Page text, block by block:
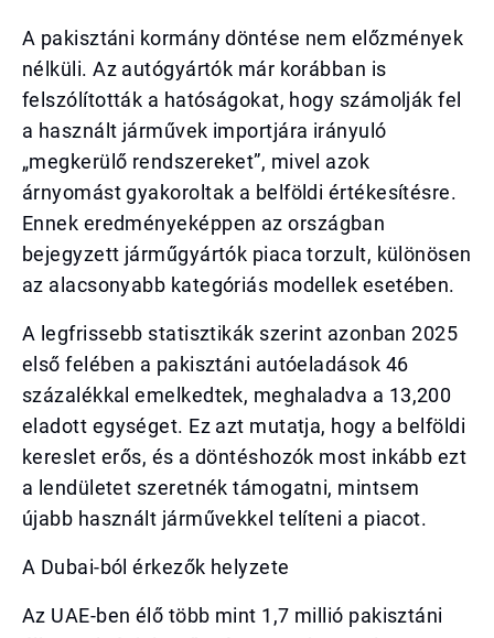
A pakisztáni kormány döntése nem előzmények
nélküli. Az autógyártók már korábban is
felszólították a hatóságokat, hogy számolják fel
a használt járművek importjára irányuló
„megkerülő rendszereket”, mivel azok
árnyomást gyakoroltak a belföldi értékesítésre.
Ennek eredményeképpen az országban
bejegyzett járműgyártók piaca torzult, különösen
az alacsonyabb kategóriás modellek esetében.
A legfrissebb statisztikák szerint azonban 2025
első felében a pakisztáni autóeladások 46
százalékkal emelkedtek, meghaladva a 13,200
eladott egységet. Ez azt mutatja, hogy a belföldi
kereslet erős, és a döntéshozók most inkább ezt
a lendületet szeretnék támogatni, mintsem
újabb használt járművekkel telíteni a piacot.
A Dubai-ból érkezők helyzete
Az UAE-ben élő több mint 1,7 millió pakisztáni